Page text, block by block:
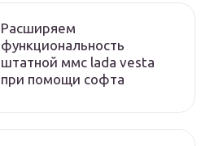
Расширяем
функциональность
штатной ммс lada vesta
при помощи софта